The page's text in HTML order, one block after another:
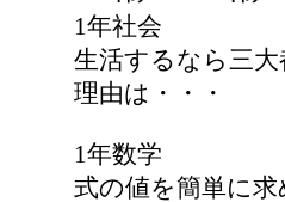
1年社会
生活するなら三
理由は・・・
1年数学
式の値を簡単に